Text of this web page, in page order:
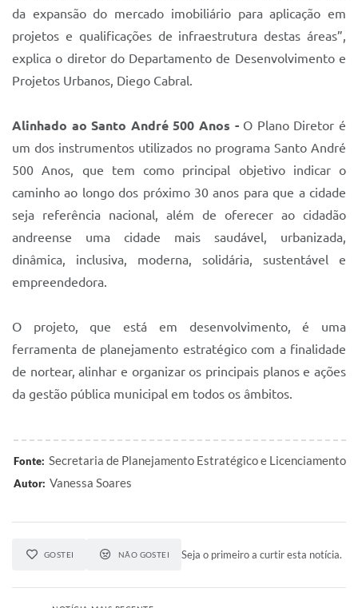
da expansão do mercado imobiliário para aplicação em
projetos e qualificações de infraestrutura destas áreas”,
explica o diretor do Departamento de Desenvolvimento e
Projetos Urbanos, Diego Cabral.
Alinhado ao Santo André 500 Anos - O Plano Diretor é
um dos instrumentos utilizados no programa Santo André
500 Anos, que tem como principal objetivo indicar o
caminho ao longo dos próximo 30 anos para que a cidade
seja referência nacional, além de oferecer ao cidadão
andreense uma cidade mais saudável, urbanizada,
dinâmica, inclusiva, moderna, solidária, sustentável e
empreendedora.
O projeto, que está em desenvolvimento, é uma
ferramenta de planejamento estratégico com a finalidade
de nortear, alinhar e organizar os principais planos e ações
da gestão pública municipal em todos os âmbitos.
Fonte: Secretaria de Planejamento Estratégico e Licenciamento
Autor: Vanessa Soares
GOSTEI NÃO GOSTEI Seja o primeiro a curtir esta notícia.